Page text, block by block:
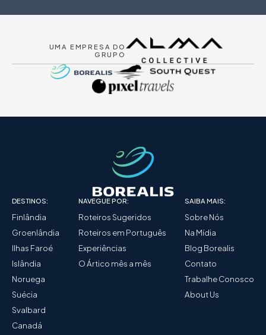
UMA EMPRESA DO
GRUPO
DESTINOS:
Finlândia
Groenlândia
Ilhas Faroé
Islândia
Noruega
Suécia
Svalbard
Canadá
NAVEGUE POR:
Roteiros Sugeridos
Roteiros em Português
Experiências
O Ártico mês a mês
SAIBA MAIS:
Sobre Nós
Na Mídia
Blog Borealis
Contato
Trabalhe Conosco
About Us